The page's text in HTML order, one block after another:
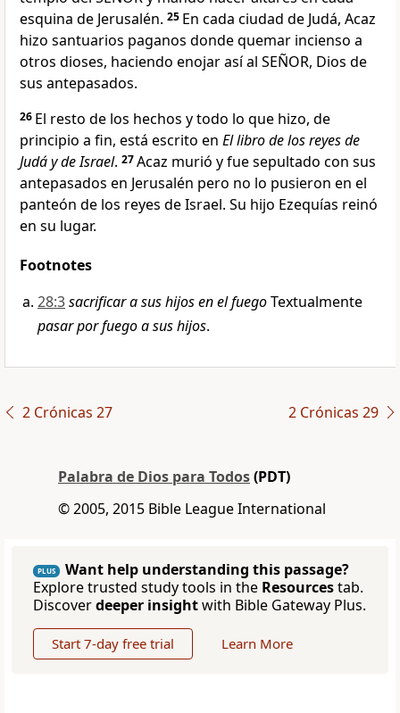
esquina de Jerusalén. 25 En cada ciudad de Judá, Acaz
hizo santuarios paganos donde quemar incienso a
otros dioses, haciendo enojar así al SEÑOR, Dios de
sus antepasados.
26 El resto de los hechos y todo lo que hizo, de
principio a fin, está escrito en El libro de los reyes de
Judá y de Israel. 27Acaz murió y fue sepultado con sus
antepasados en Jerusalén pero no lo pusieron en el
panteón de los reyes de Israel. Su hijo Ezequías reinó
en su lugar.
Footnotes
28:3sacrificar a sus hijos en el fuegoTextualmente
pasar por fuego a sus hijos.
2 Crónicas 27 2 Crónicas 29
Palabra de Dios para Todos(PDT)
© 2005, 2015 Bible League International
PLUS
Want help understanding this passage?
Explore trusted study tools in the Resourcestab.
Discoverdeeper insightwith Bible Gateway Plus.
Start 7-day free trial Learn More